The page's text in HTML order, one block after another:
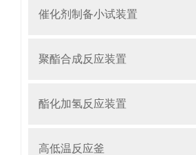
催化剂制备小试装置
聚酯合成反应装置
酯化加氢反应装置
高低温反应釜